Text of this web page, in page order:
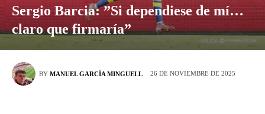
Sergio Barcia: ”Si dependiese de mí…
claro que firmaría”
BY MANUEL GARCÍA MINGUELL 26 DE NOVIEMBRE DE 2025